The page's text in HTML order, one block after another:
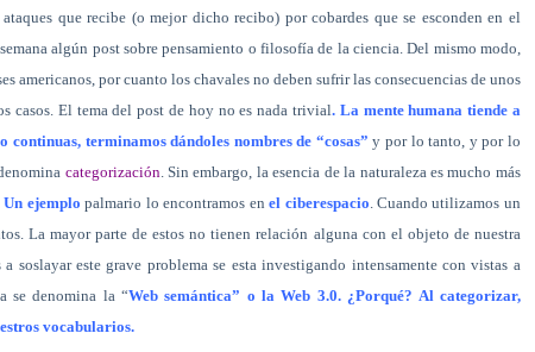
que recibe (o mejor dicho recibo) por cobardes que se esconden en el
algún post sobre pensamiento o filosofía de la ciencia. Del mismo modo,
americanos, por cuanto los chavales no deben sufrir las consecuencias de unos
casos. El tema del post de hoy no es nada trivial. La mente humana tiende a
continuas, terminamos dándoles nombres de “cosas”y por lo tanto, y por lo
categorización. Sin embargo, la esencia de la naturaleza es mucho más
Un ejemplo palmario lo encontramos enel ciberespacio. Cuando utilizamos un
La mayor parte de estos no tienen relación alguna con el objeto de nuestra
soslayar este grave problema se esta investigando intensamente con vistas a
se denomina la “Web semántica” o la Web 3.0. ¿Porqué? Al categorizar,
vocabularios.